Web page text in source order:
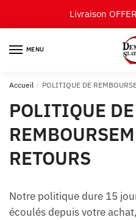
Livraison
MENU
Accueil / POLITIQUE DE
POLITIQUE DE
RETOURS
Notre politique dure 15
écoulés depuis votre